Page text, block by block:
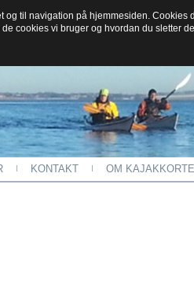
KONTAKT OM
til navigation på hjemmesiden.
cookies vi bruger og hvordan du sletter